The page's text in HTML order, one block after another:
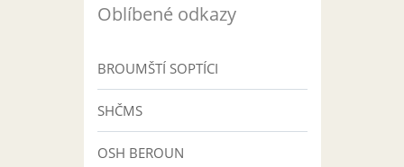
Oblíbené odkazy
BROUMŠTÍ SOPTÍCI
SHČMS
OSH BEROUN